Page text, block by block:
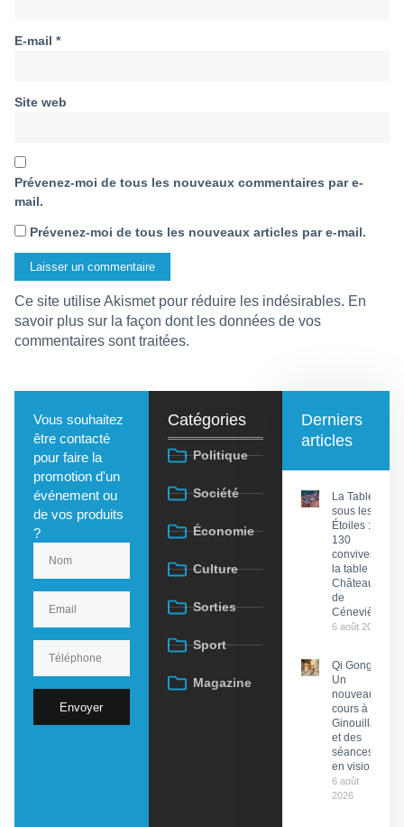
E-mail *
Site web
Prévenez-moi de tous les nouveaux commentaires par e-
mail.
Prévenez-moi de tous les nouveaux articles par e-mail.
Ce site utilise Akismet pour réduire les indésirables. En
savoir plus sur la façon dont les données de vos
commentaires sont traitées.
Vous souhaitez
être contacté
pour faire la
promotion d'un
événement ou
de vos produits
?
Envoyer
Catégories
Politique
Société
Économie
Culture
Sorties
Sport
Magazine
Derniers
articles
La Tablée
sous les
Étoiles :
130
convives à
la table du
Château
de
Cénevières
6 août 2026
Qi Gong :
Un
nouveau
cours à
Ginouillac
et des
séances
en visio
6 août
2026